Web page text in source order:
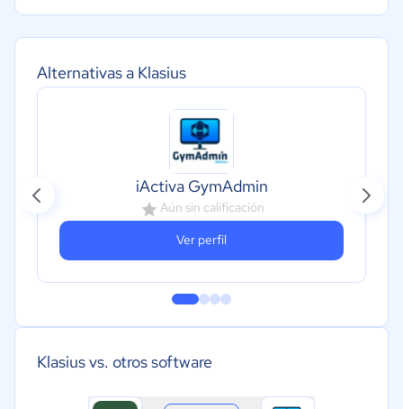
Alternativas a Klasius
iActiva GymAdmin
Aún sin calificación
Ver perfil
Klasius vs. otros software